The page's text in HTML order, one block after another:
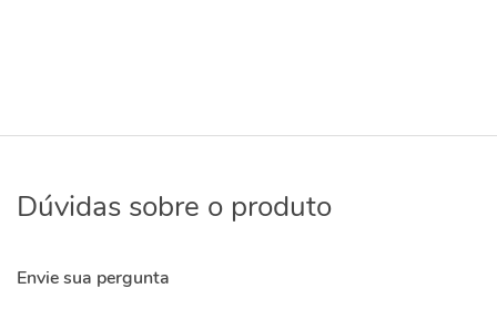
Dúvidas sobre o produto
Envie sua pergunta